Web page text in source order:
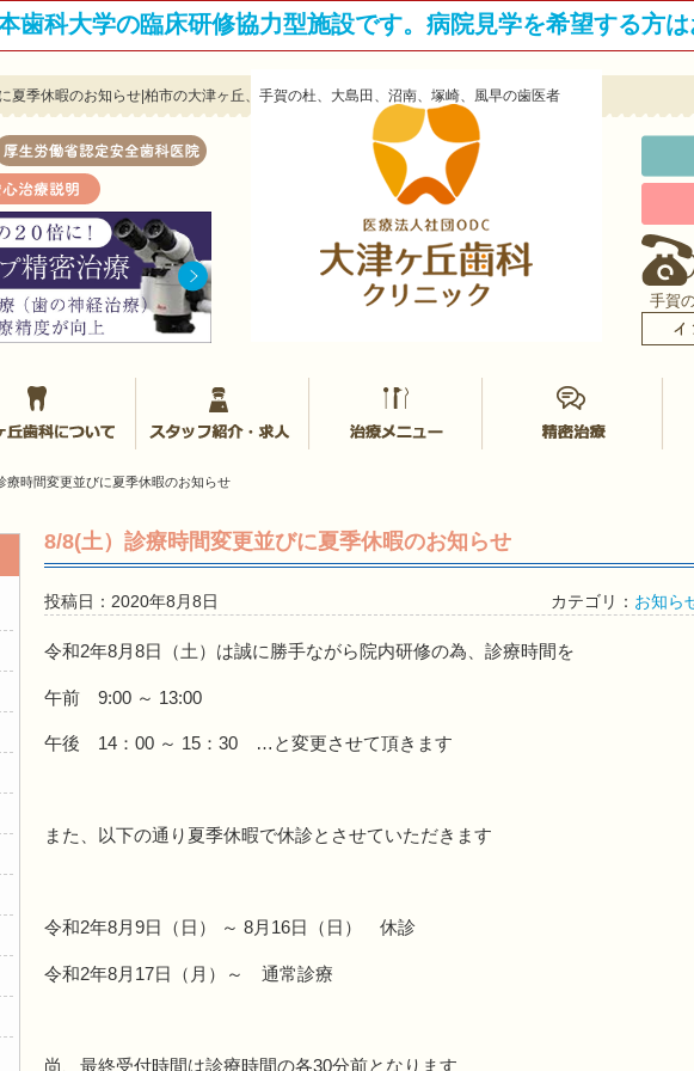
歯科大学の臨床研修協力型施設です。病院見学を希望する方
夏季休暇のお知らせ|柏市の大津ヶ丘、手賀の杜、大島田、沼南、塚崎、風早の歯医者
手賀
大津ヶ丘歯科クリニックについて
スタッフ紹介 治療メニュー
療時間変更並びに夏季休暇のお知らせ
8/8(土）診療時間変更並びに夏季休暇のお知らせ
投稿日：2020年8月8日 カテゴリ： お知ら
令和2年8月8日（土）は誠に勝手ながら院内研修の為、診療時間を
午前 9:00 ～ 13:00
午後 14：00 ～ 15：30 …と変更させて頂きます
また、以下の通り夏季休暇で休診とさせていただきます
令和2年8月9日（日） ～ 8月16日（日） 休診
令和2年8月17日（月）～ 通常診療
尚、最終受付時間は診療時間の各30分前となります